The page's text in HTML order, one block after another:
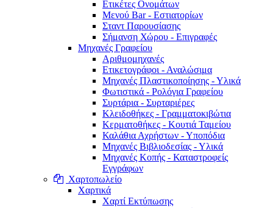
Ετικέτες Ονομάτων
Μενού Bar - Εστιατορίων
Σταντ Παρουσίασης
Σήμανση Χώρου - Επιγραφές
Μηχανές Γραφείου
Αριθμομηχανές
Ετικετογράφοι - Αναλώσιμα
Μηχανές Πλαστικοποίησης - Υλικά
Φωτιστικά - Ρολόγια Γραφείου
Συρτάρια - Συρταριέρες
Κλειδοθήκες - Γραμματοκιβώτια
Κερματοθήκες - Κουτιά Ταμείου
Καλάθια Αχρήστων - Υποπόδια
Μηχανές Βιβλιοδεσίας - Υλικά
Μηχανές Κοπής - Καταστροφείς
Εγγράφων
Χαρτοπωλείο
Χαρτικά
Χαρτί Εκτύπωσης